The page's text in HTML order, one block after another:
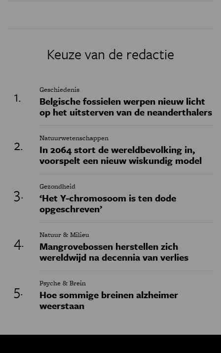
Keuze van de redactie
Geschiedenis
Belgische fossielen werpen nieuw licht
op het uitsterven van de neanderthalers
Natuurwetenschappen
In 2064 stort de wereldbevolking in,
voorspelt een nieuw wiskundig model
Gezondheid
‘Het Y-chromosoom is ten dode
opgeschreven’
Natuur & Milieu
Mangrovebossen herstellen zich
wereldwijd na decennia van verlies
Psyche & Brein
Hoe sommige breinen alzheimer
weerstaan